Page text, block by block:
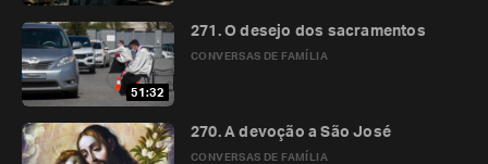
51:32
CONVERSAS DE FAMÍLIA
271. O desejo dos sacramentos
CONVERSAS DE FAMÍLIA
270. A devoção a São José